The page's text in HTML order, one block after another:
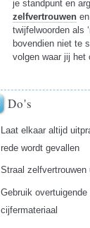
je standpunt en
zelfvertrouwen
twijfelwoorden als
bovendien niet te
volgen waar jij het
Do's
Laat elkaar altijd
rede wordt gevallen
Straal zelfvertrouwen
Gebruik
cijfermateriaal